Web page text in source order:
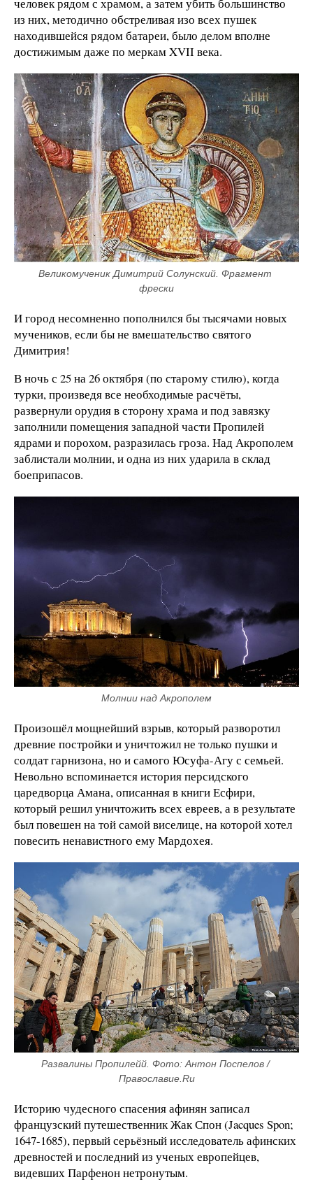
человек рядом с храмом, а затем убить большинство
из них, методично обстреливая изо всех пушек
находившейся рядом батареи, было делом вполне
достижимым даже по меркам XVII века.
Великомученик Димитрий Солунский. Фрагмент
фрески
И город несомненно пополнился бы тысячами новых
мучеников, если бы не вмешательство святого
Димитрия!
В ночь с 25 на 26 октября (по старому стилю), когда
турки, произведя все необходимые расчёты,
развернули орудия в сторону храма и под завязку
заполнили помещения западной части Пропилей
ядрами и порохом, разразилась гроза. Над Акрополем
заблистали молнии, и одна из них ударила в склад
боеприпасов.
Молнии над Акрополем
Произошёл мощнейший взрыв, который разворотил
древние постройки и уничтожил не только пушки и
солдат гарнизона, но и самого Юсуфа-Агу с семьей.
Невольно вспоминается история персидского
царедворца Амана, описанная в книги Есфири,
который решил уничтожить всех евреев, а в результате
был повешен на той самой виселице, на которой хотел
повесить ненавистного ему Мардохея.
Развалины Пропилейй. Фото: Антон Поспелов /
Православие.Ru
Историю чудесного спасения афинян записал
французский путешественник Жак Спон (Jacques Spon;
1647-1685), первый серьёзный исследователь афинских
древностей и последний из ученых европейцев,
видевших Парфенон нетронутым.